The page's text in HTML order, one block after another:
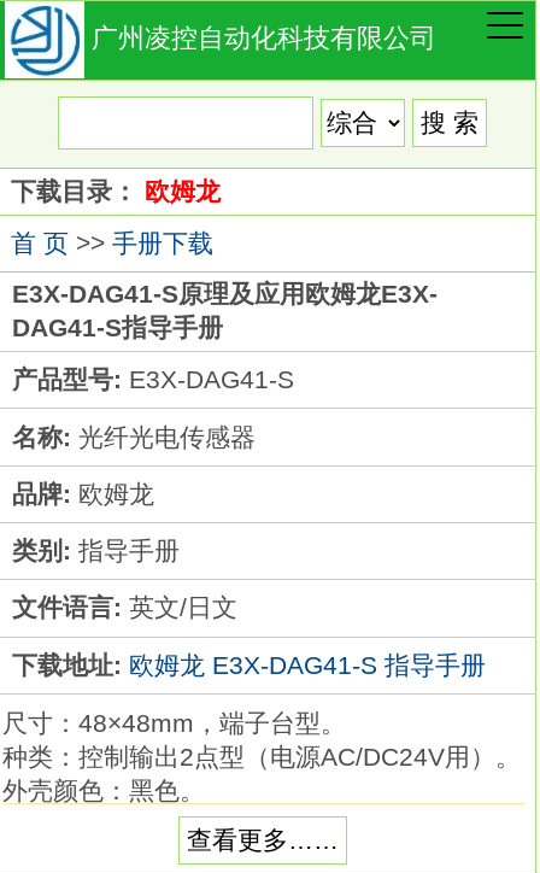
广州凌控自动化科技有限公司
下载目录：
欧姆龙
首 页>> 手册下载
E3X-DAG41-S原理及应用欧姆龙E3X-
DAG41-S指导手册
产品型号: E3X-DAG41-S
名称: 光纤光电传感器
品牌: 欧姆龙
类别: 指导手册
文件语言: 英文/日文
下载地址: 欧姆龙 E3X-DAG41-S 指导手册
尺寸：48×48mm，端子台型。
种类：控制输出2点型（电源AC/DC24V用）。
外壳颜色：黑色。
控制输出1：电压输出（SSR驱动用）。
控制输出2：电压输出（SSR驱动用）E3X-
查看更多……